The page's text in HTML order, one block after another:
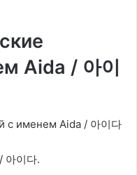
Aida / 아이
с именем Aida / 아이다
아이다.